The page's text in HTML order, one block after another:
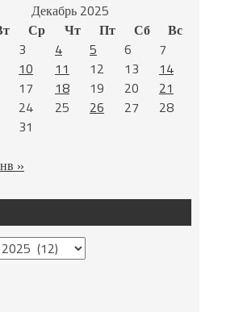
Декабрь 2025
Ср Чт Пт Сб
Вс
3 4 5 6
7
10 11 12 13
14
17 18 19 20
21
24 25 26 27
28
31
»